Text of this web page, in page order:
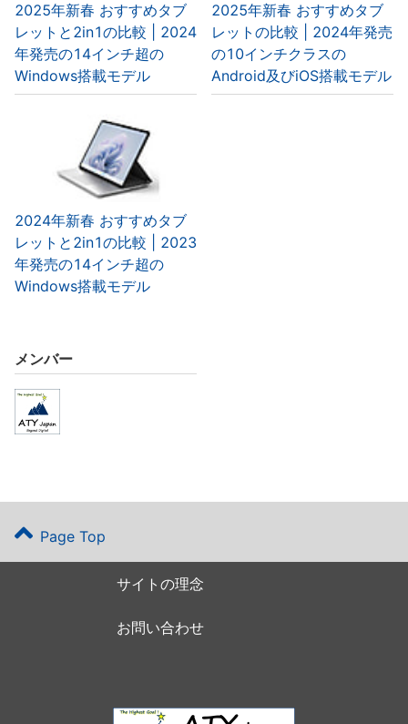
2025年新春 おすすめタブ
レットと2in1の比較 | 2024
年発売の14インチ超の
Windows搭載モデル
2025年新春 おすすめタブ
レットの比較 | 2024年発売
の10インチクラスの
Android及びiOS搭載モデル
2024年新春 おすすめタブ
レットと2in1の比較 | 2023
年発売の14インチ超の
Windows搭載モデル
メンバー
Page Top
サイトの理念
お問い合わせ